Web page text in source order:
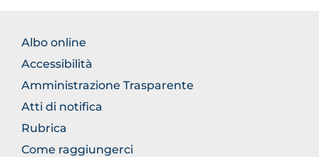
FOOTER
NORMATIVA
Albo online
Accessibilità
Amministrazione Trasparente
Atti di notifica
Rubrica
Come raggiungerci